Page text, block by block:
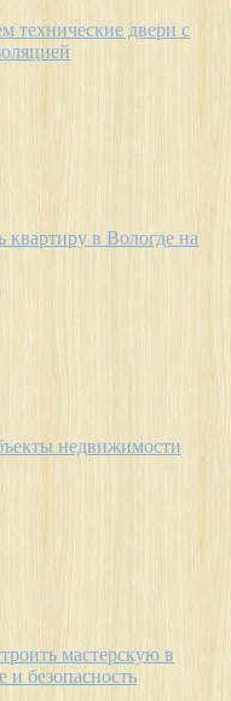
технические двери с
квартиру в Вологде на
недвижимости
мастерскую в
и безопасность